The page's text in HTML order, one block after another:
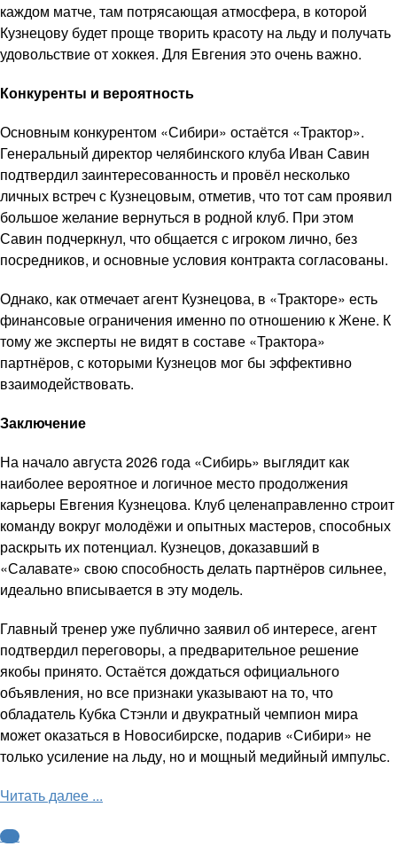
каждом матче, там потрясающая атмосфера, в которой
Кузнецову будет проще творить красоту на льду и получать
удовольствие от хоккея. Для Евгения это очень важно.
Конкуренты и вероятность
Основным конкурентом «Сибири» остаётся «Трактор».
Генеральный директор челябинского клуба Иван Савин
подтвердил заинтересованность и провёл несколько
личных встреч с Кузнецовым, отметив, что тот сам проявил
большое желание вернуться в родной клуб. При этом
Савин подчеркнул, что общается с игроком лично, без
посредников, и основные условия контракта согласованы.
Однако, как отмечает агент Кузнецова, в «Тракторе» есть
финансовые ограничения именно по отношению к Жене. К
тому же эксперты не видят в составе «Трактора»
партнёров, с которыми Кузнецов мог бы эффективно
взаимодействовать.
Заключение
На начало августа 2026 года «Сибирь» выглядит как
наиболее вероятное и логичное место продолжения
карьеры Евгения Кузнецова. Клуб целенаправленно строит
команду вокруг молодёжи и опытных мастеров, способных
раскрыть их потенциал. Кузнецов, доказавший в
«Салавате» свою способность делать партнёров сильнее,
идеально вписывается в эту модель.
Главный тренер уже публично заявил об интересе, агент
подтвердил переговоры, а предварительное решение
якобы принято. Остаётся дождаться официального
объявления, но все признаки указывают на то, что
обладатель Кубка Стэнли и двукратный чемпион мира
может оказаться в Новосибирске, подарив «Сибири» не
только усиление на льду, но и мощный медийный импульс.
Читать далее ...
КХЛ